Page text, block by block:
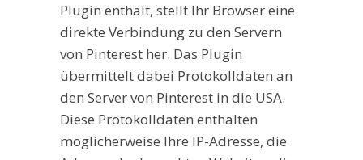
Plugin enthält, stellt Ihr Browser eine
direkte Verbindung zu den Servern
von Pinterest her. Das Plugin
übermittelt dabei Protokolldaten an
den Server von Pinterest in die USA.
Diese Protokolldaten enthalten
möglicherweise Ihre IP-Adresse, die